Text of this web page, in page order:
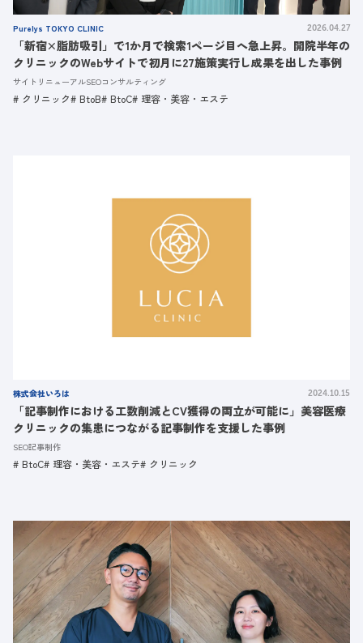
Purelys TOKYO CLINIC 2026.04.27
「新宿×脂肪吸引」で1か月で検索1ページ目へ急上昇。開院半年の
クリニックのWebサイトで初月に27施策実行し成果を出した事例
サイトリニューアルSEOコンサルティング
クリニック BtoB BtoC 理容・美容・エステ
株式会社いろは 2024.10.15
「記事制作における工数削減とCV獲得の両立が可能に」美容医療
クリニックの集患につながる記事制作を支援した事例
SEO記事制作
BtoC 理容・美容・エステ クリニック